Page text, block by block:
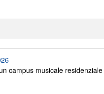
campus musicale